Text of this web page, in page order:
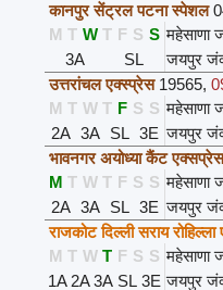
कानपुर सेंट्रल पटना स्पेशल
M T W T F S S महेसाणा
3A
SL जयपुर
उत्तरांचल एक्स्प्रेस 19565,
M T W T F S S महेसाणा
2A 3A SL 3E जयपुर
भावनगर अयोध्या कैंट
M T W T F S S महेसाणा
2A 3A SL 3E जयपुर
राजकोट दिल्ली सराय
M T W T F S S महेसाणा
1A 2A 3A SL 3E जयपुर